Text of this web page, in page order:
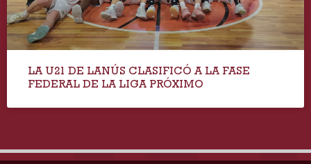
LA U21 DE LANÚS CLASIFICÓ A LA FASE
FEDERAL DE LA LIGA PRÓXIMO